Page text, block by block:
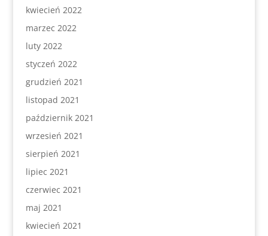
kwiecień 2022
marzec 2022
luty 2022
styczeń 2022
grudzień 2021
listopad 2021
październik 2021
wrzesień 2021
sierpień 2021
lipiec 2021
czerwiec 2021
maj 2021
kwiecień 2021